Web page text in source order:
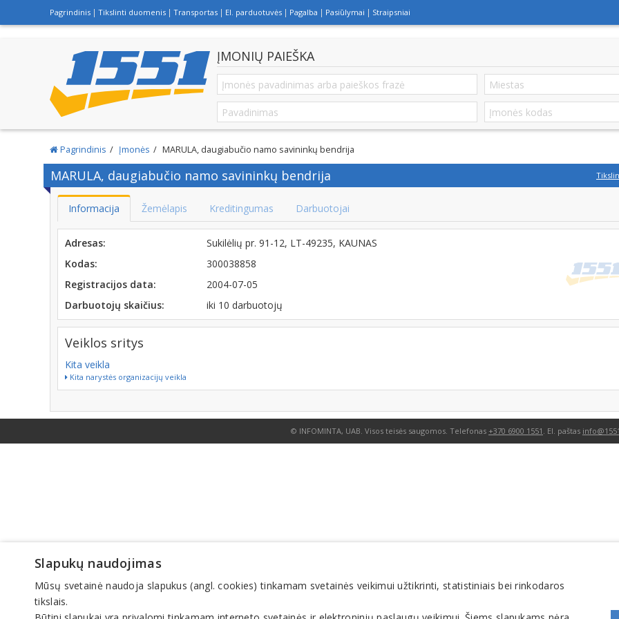
Pagrindinis Tikslinti duomenis Transportas El. parduotuvės Pagalba Pasiūlymai Straipsniai
ĮMONIŲ PAIEŠKA
Pagrindinis Įmonės MARULA, daugiabučio namo savininkų bendrija
MARULA, daugiabučio namo savininkų bendrija
Informacija Žemėlapis Kreditingumas Darbuotojai
Adresas:
Sukilėlių pr. 91-12, LT-49235, KAUNAS
Kodas:
300038858
Registracijos data:
2004-07-05
Darbuotojų skaičius:
iki 10 darbuotojų
Veiklos sritys
Kita veikla
Kita narystės organizacijų veikla
© INFOMINTA, UAB. Visos teisės saugomos. Telefonas +370 6900 1551 . El. paštas
Slapukų naudojimas
Mūsų svetainė naudoja slapukus (angl. cookies) tinkamam svetainės veikimui užtikrinti, statistiniais bei rinkodaros
tikslais.